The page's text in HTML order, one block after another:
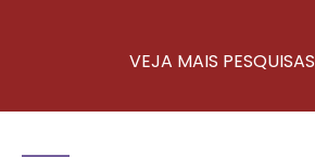
VEJA MAIS PESQUISAS